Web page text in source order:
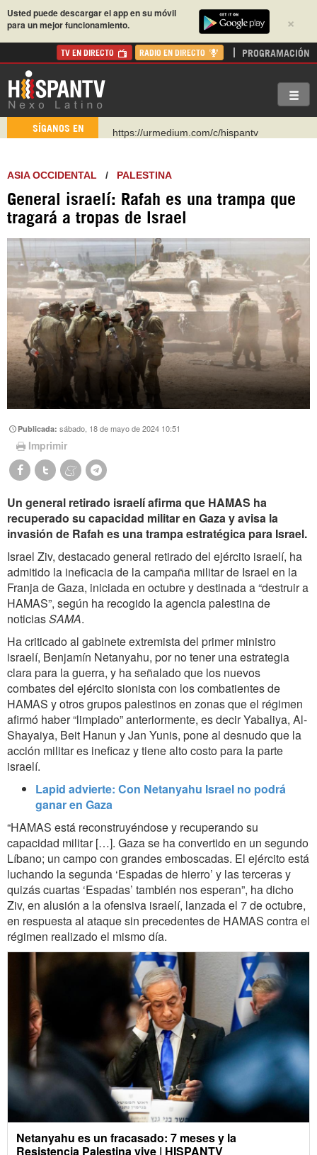
×
Usted puede descargar el app en su móvil
para un mejor funcionamiento.
TV EN DIRECTO RADIO EN DIRECTO PROGRAMACIÓN
SÍGANOS EN
https://urmedium.com/c/hispantv
Instagram como: hispan_tv
https://www.facebook.com/Nexolatino.Canal
https://www.youtube.com/@nexo_latino
https://t.me/hispantvcanal
ASIA OCCIDENTAL / PALESTINA
General israelí: Rafah es una trampa que
tragará a tropas de Israel
Publicada:sábado, 18 de mayo de 2024 10:51
Imprimir
Un general retirado israelí afirma que HAMAS ha
recuperado su capacidad militar en Gaza y avisa la
invasión de Rafah es una trampa estratégica para Israel.
Israel Ziv, destacado general retirado del ejército israelí, ha
admitido la ineficacia de la campaña militar de Israel en la
Franja de Gaza, iniciada en octubre y destinada a “destruir a
HAMAS”, según ha recogido la agencia palestina de
noticiasSAMA.
Ha criticado al gabinete extremista del primer ministro
israelí, Benjamín Netanyahu, por no tener una estrategia
clara para la guerra, y ha señalado que los nuevos
combates del ejército sionista con los combatientes de
HAMAS y otros grupos palestinos en zonas que el régimen
afirmó haber “limpiado” anteriormente, es decir Yabaliya, Al-
Shayaiya, Beit Hanun y Jan Yunis, pone al desnudo que la
acción militar es ineficaz y tiene alto costo para la parte
israelí.
Lapid advierte: Con Netanyahu Israel no podrá
ganar en Gaza
“HAMAS está reconstruyéndose y recuperando su
capacidad militar […]. Gaza se ha convertido en un segundo
Líbano; un campo con grandes emboscadas. El ejército está
luchando la segunda ‘Espadas de hierro’ y las terceras y
quizás cuartas ‘Espadas’ también nos esperan”, ha dicho
Ziv, en alusión a la ofensiva israelí, lanzada el 7 de octubre,
en respuesta al ataque sin precedentes de HAMAS contra el
régimen realizado el mismo día.
Netanyahu es un fracasado: 7 meses y la
Resistencia Palestina vive | HISPANTV